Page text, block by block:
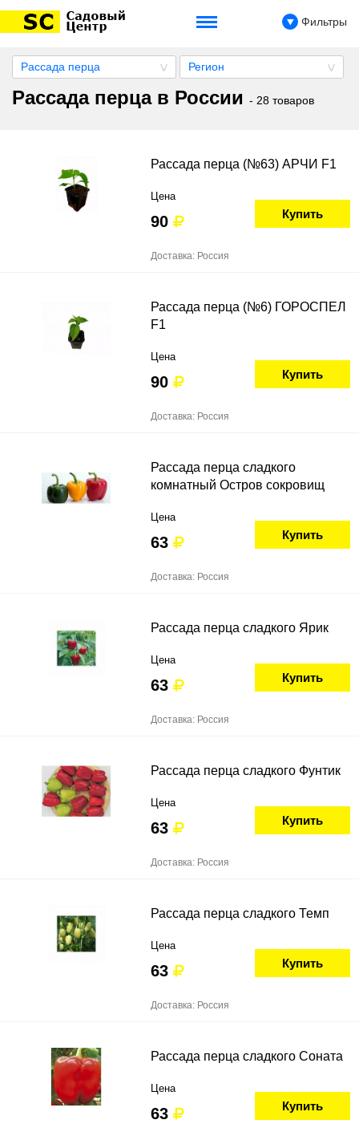
Фильтры
Рассада перца Регион
Рассада перца в России - 28 товаров
Рассада перца (№63) АРЧИ F1
Цена
90 Купить
Доставка: Россия
Рассада перца (№6) ГОРОСПЕЛ
F1
Цена
90 Купить
Доставка: Россия
Рассада перца сладкого
комнатный Остров сокровищ
Цена
63 Купить
Доставка: Россия
Рассада перца сладкого Ярик
Цена
63 Купить
Доставка: Россия
Рассада перца сладкого Фунтик
Цена
63 Купить
Доставка: Россия
Рассада перца сладкого Темп
Цена
63 Купить
Доставка: Россия
Рассада перца сладкого Соната
Цена
63 Купить